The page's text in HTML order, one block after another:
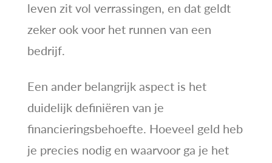
leven zit vol verrassingen, en dat geldt
zeker ook voor het runnen van een
bedrijf.
Een ander belangrijk aspect is het
duidelijk definiëren van je
financieringsbehoefte. Hoeveel geld heb
je precies nodig en waarvoor ga je het